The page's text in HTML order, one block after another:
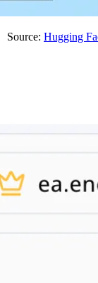
Source: Hugging